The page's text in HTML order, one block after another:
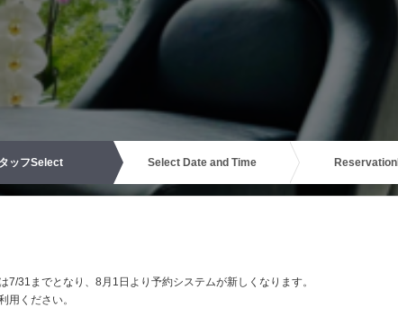
ッフSelect Select Date and Time Reservation
7/31までとなり、8月1日より予約システムが新しくなります。
用ください。